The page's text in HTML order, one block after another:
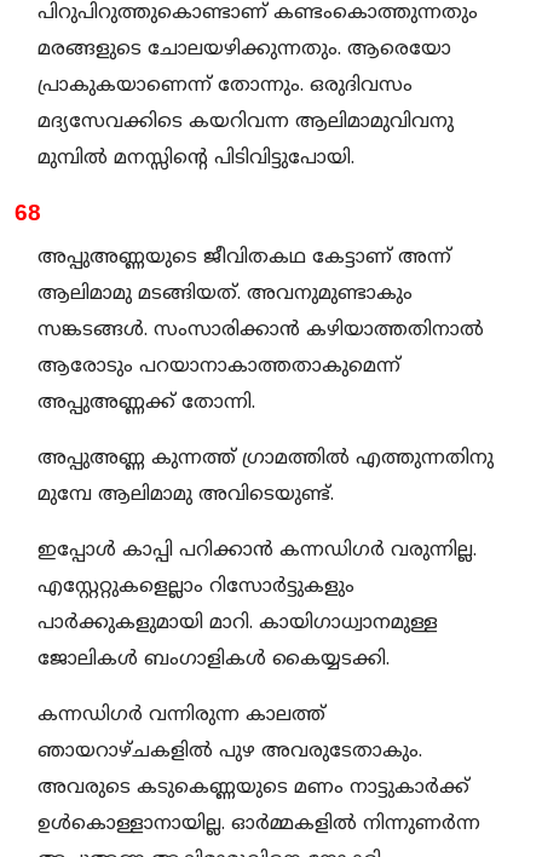
പിറുപിറുത്തുകൊണ്ടാണ് കണ്ടംകൊത്തുന്നതും
മരങ്ങളുടെ ചോലയഴിക്കുന്നതും. ആരെയോ
പ്രാകുകയാണെന്ന് തോന്നും. ഒരുദിവസം
മദ്യസേവക്കിടെ കയറിവന്ന ആലിമാമുവിവനു
മുമ്പിൽ മനസ്സിന്റെ പിടിവിട്ടുപോയി.
68
അപ്പുഅണ്ണയുടെ ജീവിതകഥ കേട്ടാണ് അന്ന്
ആലിമാമു മടങ്ങിയത്. അവനുമുണ്ടാകും
സങ്കടങ്ങൾ. സംസാരിക്കാൻ കഴിയാത്തതിനാൽ
ആരോടും പറയാനാകാത്തതാകുമെന്ന്
അപ്പുഅണ്ണക്ക് തോന്നി.
അപ്പുഅണ്ണ കുന്നത്ത് ഗ്രാമത്തിൽ എത്തുന്നതിനു
മുമ്പേ ആലിമാമു അവിടെയുണ്ട്.
ഇപ്പോൾ കാപ്പി പറിക്കാൻ കന്നഡിഗർ വരുന്നില്ല.
എസ്റ്റേറ്റുകളെല്ലാം റിസോർട്ടുകളും
പാർക്കുകളുമായി മാറി. കായിഗാധ്വാനമുള്ള
ജോലികൾ ബംഗാളികൾ കൈയ്യടക്കി.
കന്നഡിഗർ വന്നിരുന്ന കാലത്ത്
ഞായറാഴ്ചകളിൽ പുഴ അവരുടേതാകും.
അവരുടെ കടുകെണ്ണയുടെ മണം നാട്ടുകാർക്ക്
ഉൾകൊള്ളാനായില്ല. ഓർമ്മകളിൽ നിന്നുണർന്ന